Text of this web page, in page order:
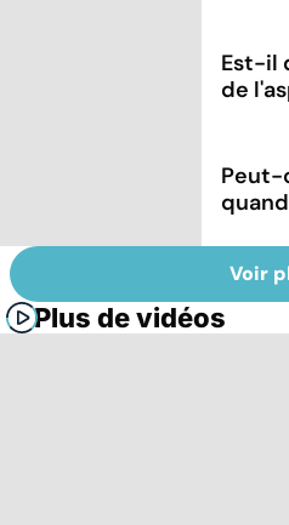
Est-il
de
Peut-
Voir
Plus de vidéos